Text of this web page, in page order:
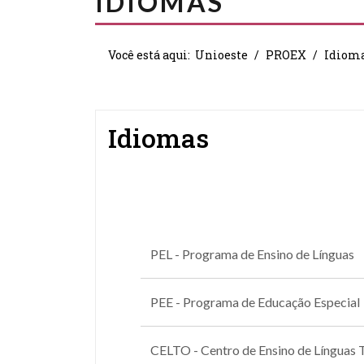
Você está aqui: Unioeste PROEX
Idiomas
PEL - Programa de Ensino de Línguas
PEE - Programa de Educação Especial
CELTO - Centro de Ensino de Línguas